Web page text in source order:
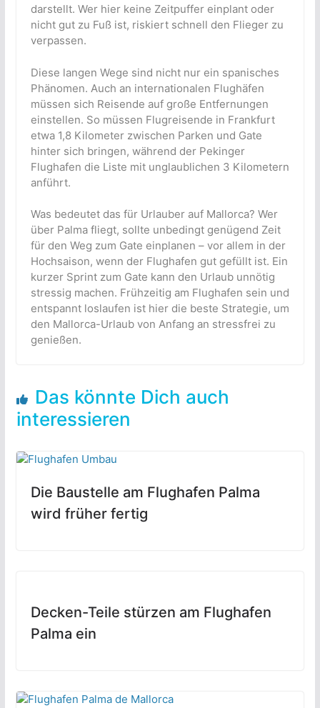
darstellt. Wer hier keine Zeitpuffer einplant oder
nicht gut zu Fuß ist, riskiert schnell den Flieger zu
verpassen.
Diese langen Wege sind nicht nur ein spanisches
Phänomen. Auch an internationalen Flughäfen
müssen sich Reisende auf große Entfernungen
einstellen. So müssen Flugreisende in Frankfurt
etwa 1,8 Kilometer zwischen Parken und Gate
hinter sich bringen, während der Pekinger
Flughafen die Liste mit unglaublichen 3 Kilometern
anführt.
Was bedeutet das für Urlauber auf Mallorca? Wer
über Palma fliegt, sollte unbedingt genügend Zeit
für den Weg zum Gate einplanen – vor allem in der
Hochsaison, wenn der Flughafen gut gefüllt ist. Ein
kurzer Sprint zum Gate kann den Urlaub unnötig
stressig machen. Frühzeitig am Flughafen sein und
entspannt loslaufen ist hier die beste Strategie, um
den Mallorca-Urlaub von Anfang an stressfrei zu
genießen.
Das könnte Dich auch
interessieren
Die Baustelle am Flughafen Palma
wird früher fertig
Decken-Teile stürzen am Flughafen
Palma ein